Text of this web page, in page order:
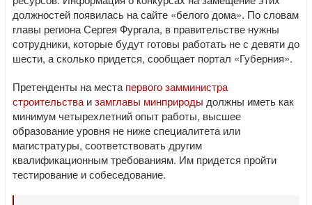
должностей появилась на сайте «белого дома». По словам
главы региона Сергея Фургала, в правительстве нужны
сотрудники, которые будут готовы работать не с девяти до
шести, а сколько придется, сообщает портал «Губерния».
Претенденты на места первого замминистра
строительства изамглавы минприроды должны иметь как
минимум четырехлетний опыт работы, высшее
образование уровня не ниже специалитета или
магистратуры, соответствовать другим
квалификационным требованиям. Им придется пройти
тестирование и собеседование.